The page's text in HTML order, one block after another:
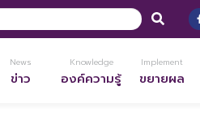
News
ข่าว
Knowledge
องค์ความรู้
Implement
ขยายผล